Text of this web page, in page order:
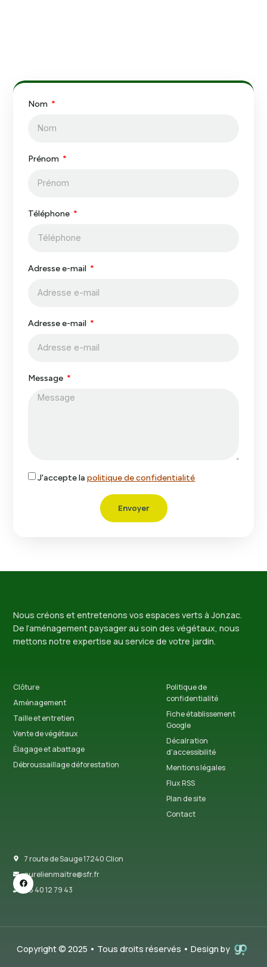
Nom
Prénom
Téléphone
Adresse e-mail
Adresse e-mail
Message
J'accepte lapolitique de confidentialité
Envoyer
Nous créons et entretenons vos espaces verts à Jonzac.
De l’aménagement paysager au soin des végétaux, nous
mettons notre expertise au service de votre jardin.
Clôture
Aménagement
Taille et entretien
Vente de végétaux
Élagage et abattage
Débroussaillage déforestation
Politique de
confidentialité
Fiche établissement
Google
Décalration
d'accessibilité
Mentions légales
Flux RSS
Plan de site
Contact
7 route de Sauge 17240 Clion
aurelienmaitre@sfr.fr
06 40 12 79 43
Copyright © 2025 • Tous droits réservés • Design by